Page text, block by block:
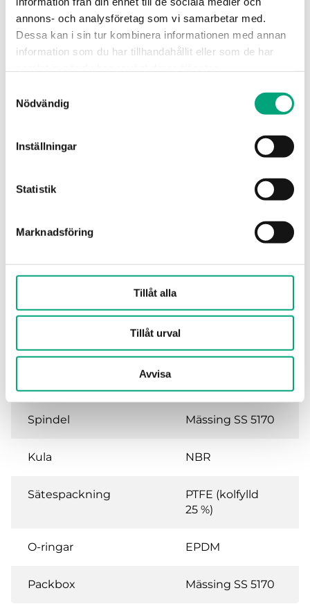
annons- och analysföretag som vi samarbetar med.
Dessa kan i sin tur kombinera informationen med annan
information som du har tillhandahållit eller som de har
Nödvändig
Inställningar
Statistik
Marknadsföring
Tillåt alla
Tillåt urval
Avvisa
Kallvatten,
Glykolblandat
glykol)
Vridningsvinkel
Ställdonsanslutning
ställdon RVAFC-
Spindel Mässing SS 5170
Kula NBR
Sätespackning
PTFE (kolfylld
25 %)
O-ringar EPDM
Packbox Mässing SS 5170